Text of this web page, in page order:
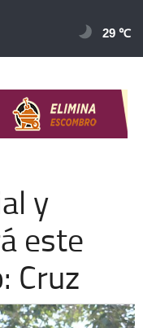
29 ℃
y
este
Cruz